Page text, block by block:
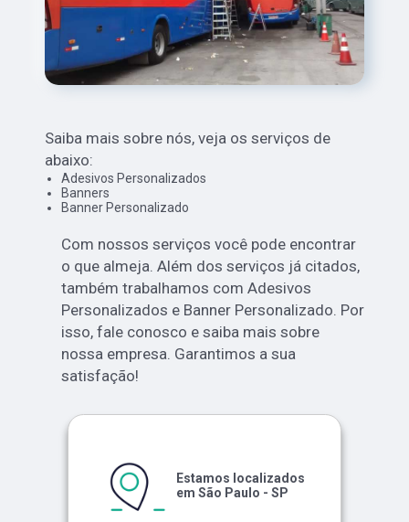
Saiba mais sobre nós, veja os serviços de
abaixo:
Adesivos Personalizados
Banners
Banner Personalizado
Com nossos serviços você pode encontrar
o que almeja. Além dos serviços já citados,
também trabalhamos com Adesivos
Personalizados e Banner Personalizado. Por
isso, fale conosco e saiba mais sobre
nossa empresa. Garantimos a sua
satisfação!
Estamos localizados
em São Paulo - SP